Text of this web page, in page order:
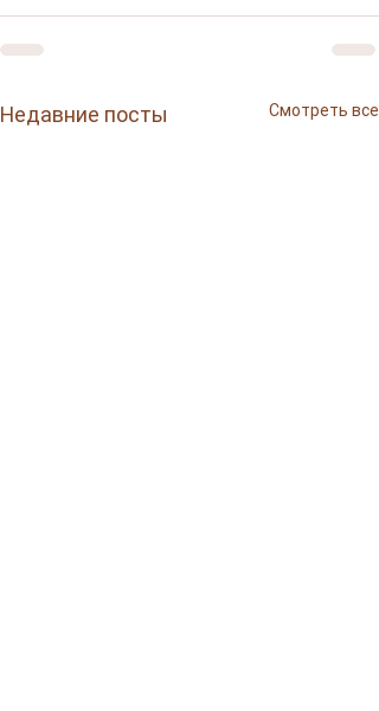
Недавние посты Смотреть все